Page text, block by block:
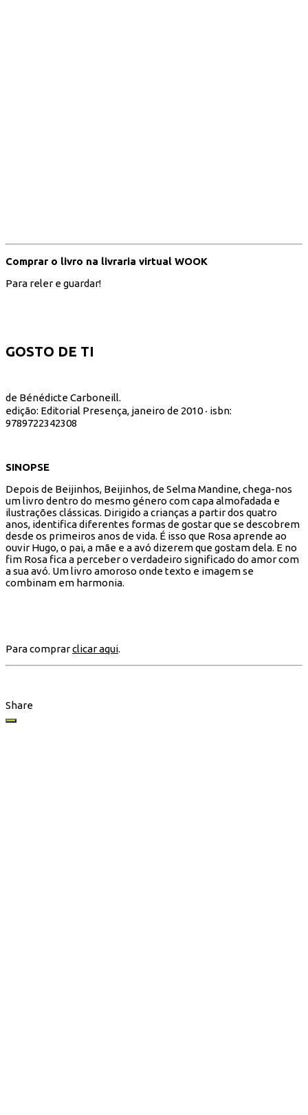
Comprar o livro na livraria virtual WOOK
Para reler e guardar!
GOSTO DE TI
de Bénédicte Carboneill.
edição: Editorial Presença, janeiro de 2010 ‧ isbn:
9789722342308
SINOPSE
Depois de Beijinhos, Beijinhos, de Selma Mandine, chega-nos
um livro dentro do mesmo género com capa almofadada e
ilustrações clássicas. Dirigido a crianças a partir dos quatro
anos, identifica diferentes formas de gostar que se descobrem
desde os primeiros anos de vida. É isso que Rosa aprende ao
ouvir Hugo, o pai, a mãe e a avó dizerem que gostam dela. E no
fim Rosa fica a perceber o verdadeiro significado do amor com
a sua avó. Um livro amoroso onde texto e imagem se
combinam em harmonia.
Para comprarclicar aqui.
Share